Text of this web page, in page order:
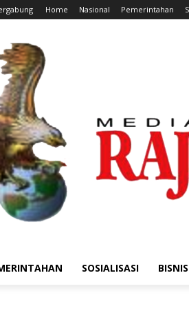
Home Nasional Pemerintahan
SOSIALISASI BISNIS